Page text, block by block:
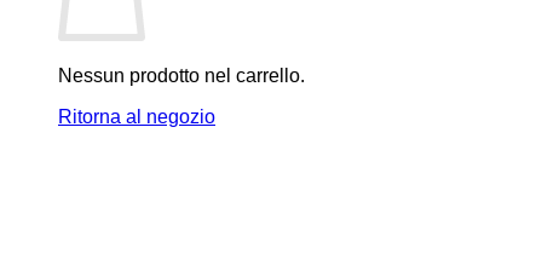
Nessun prodotto nel carrello.
Ritorna al negozio